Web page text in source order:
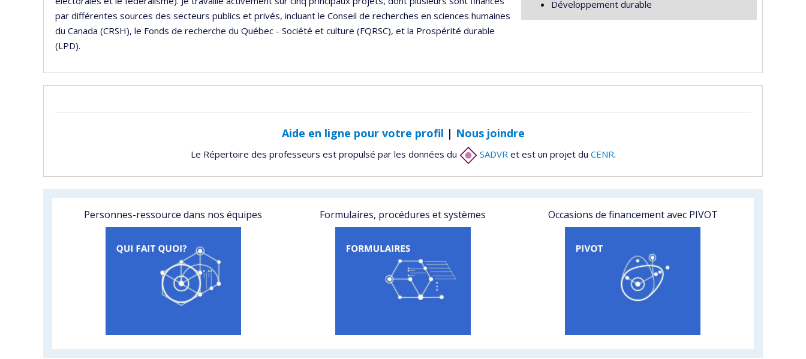
par différentes sources des secteurs publics et privés, incluant le Conseil de recherches en sciences humaines
du Canada (CRSH), le Fonds de recherche du Québec - Société et culture (FQRSC), et la Prospérité durable
(LPD).
Développement durable
Aide en ligne pour votre profil | Nous joindre
Le Répertoire des professeurs est propulsé par les données du SADVRet est un projet du CENR.
Personnes-ressource dans nos équipes Formulaires, procédures et systèmes Occasions de financement avec PIVOT